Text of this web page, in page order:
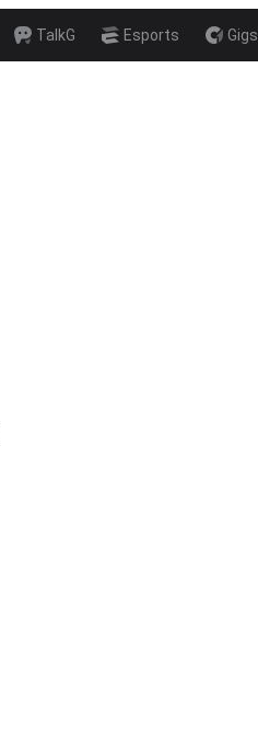
TalkG Esports Gigs